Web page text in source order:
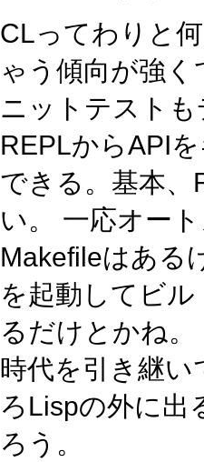
CLってわりと
ゃう傾向が強
ニットテスト
REPLからAPI
できる。基本、
い。 一応オー
Makefileはある
を起動してビ
るだけとかね
時代を引き継
ろLispの外に出
ろう。